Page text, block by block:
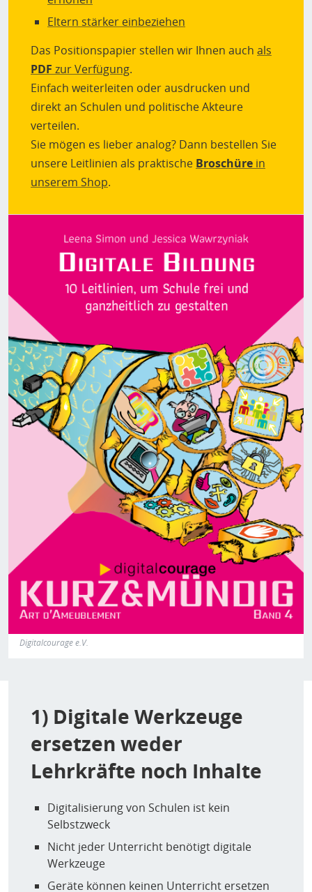
Eltern stärker einbeziehen
Das Positionspapier stellen wir Ihnen auch als
PDF zur Verfügung.
Einfach weiterleiten oder ausdrucken und
direkt an Schulen und politische Akteure
verteilen.
Sie mögen es lieber analog? Dann bestellen Sie
unsere Leitlinien als praktische Broschüre in
unserem Shop.
Digitalcourage e.V.
1) Digitale Werkzeuge
ersetzen weder
Lehrkräfte noch Inhalte
Digitalisierung von Schulen ist kein
Selbstzweck
Nicht jeder Unterricht benötigt digitale
Werkzeuge
Geräte können keinen Unterricht ersetzen